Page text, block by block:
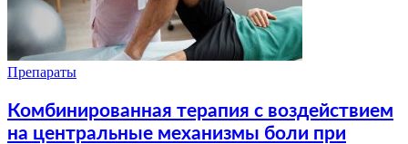
Препараты
Комбинированная терапия с воздействием
на центральные механизмы боли при